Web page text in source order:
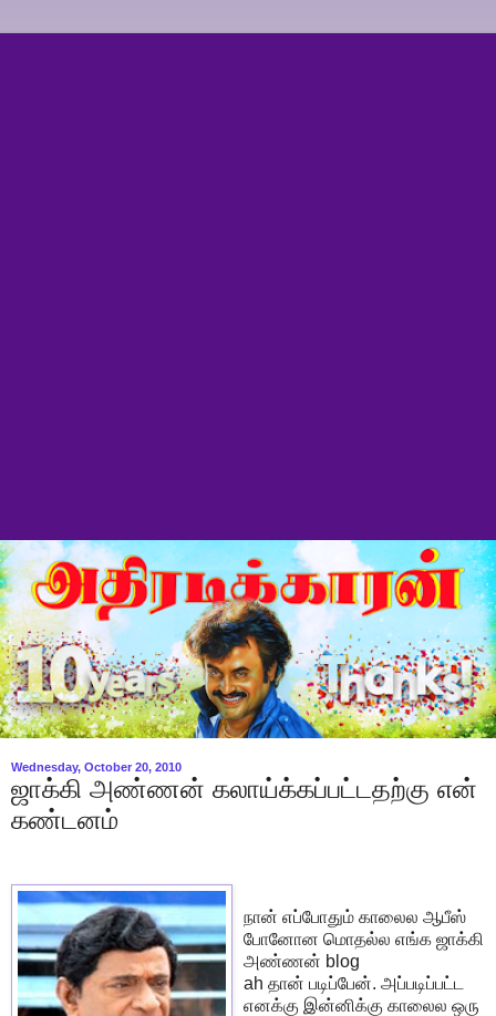
Wednesday, October 20, 2010
ஜாக்கி அண்ணன் கலாய்க்கப்பட்டதற்கு என்
கண்டனம்
நான் எப்போதும் காலைல ஆபீஸ்
போனோன மொதல்ல எங்க ஜாக்கி
அண்ணன் blog
ah தான் படிப்பேன். அப்படிப்பட்ட
எனக்கு இன்னிக்கு காலைல ஒரு